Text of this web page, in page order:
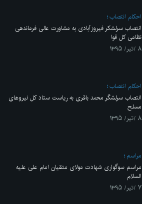
احکام انتصاب
انتصاب سرلشکر فیروزآبادی به مشاورت عالی فرماندهی
نظامی کل قوا
۸ /تیر/ ۱۳۹۵
احکام انتصاب
انتصاب سرلشگر محمد باقری به ریاست ستاد کل نیروهای
مسلح
۸ /تیر/ ۱۳۹۵
مراسم
مراسم سوگواری شهادت مولای متقیان امام علی علیه
السلام
۷ /تیر/ ۱۳۹۵